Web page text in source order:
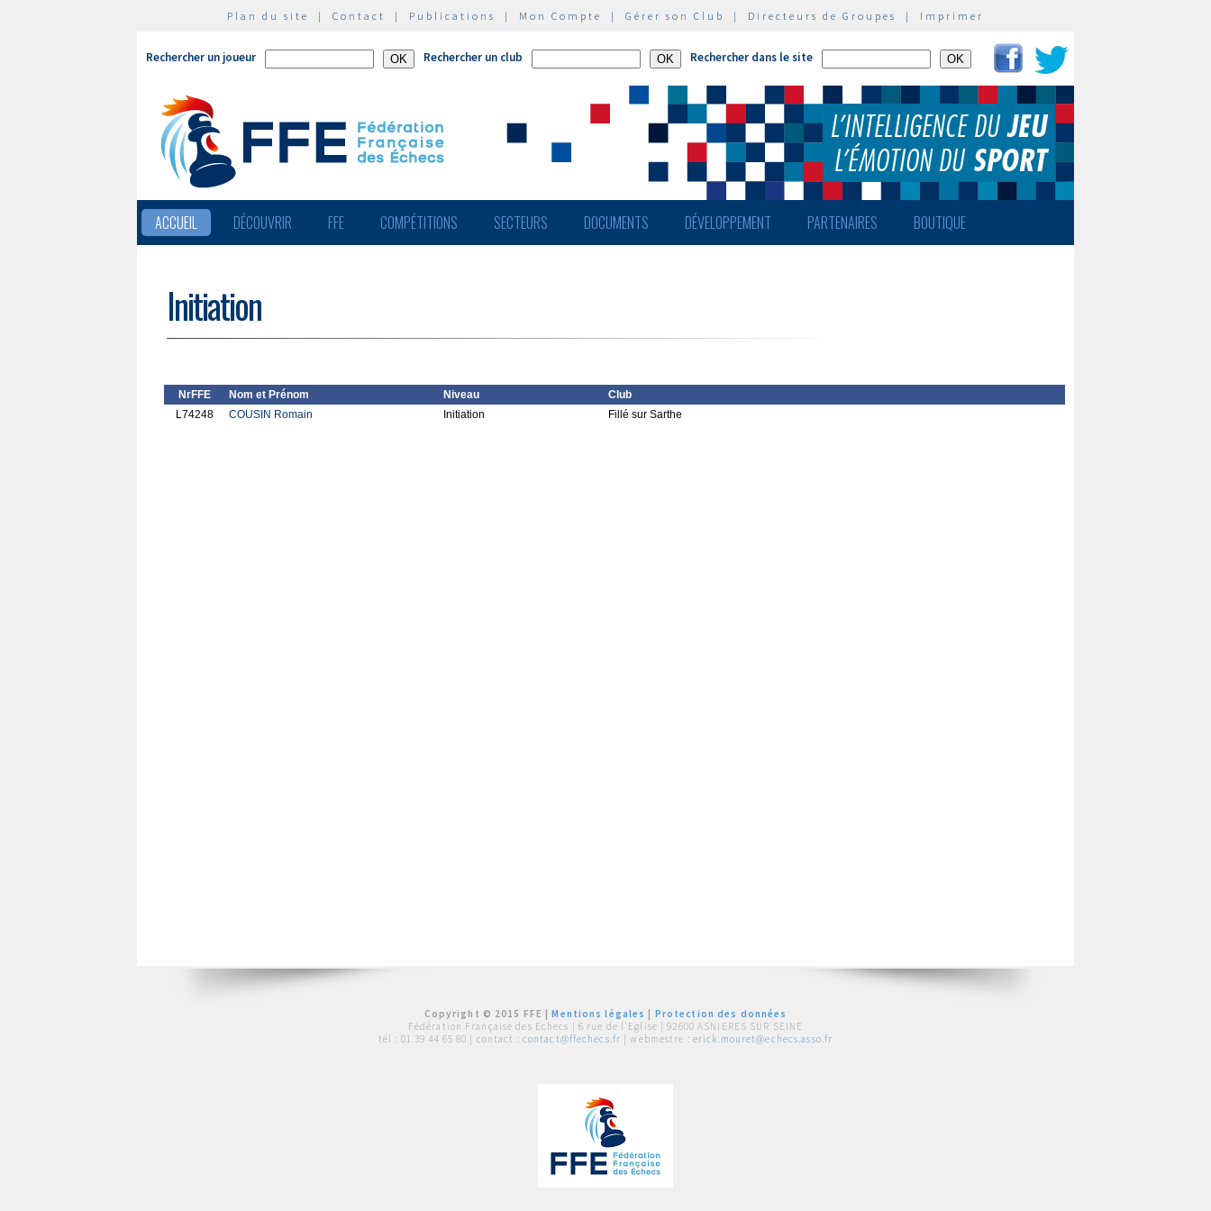
Plan du site | Contact | Publications | Mon Compte | Gérer son Club | Directeurs de Groupes | Imprimer
Rechercher un joueur Rechercher un club Rechercher dans le site
ACCUEIL DÉCOUVRIR FFE COMPÉTITIONS SECTEURS DOCUMENTS DÉVELOPPEMENT PARTENAIRES BOUTIQUE
Initiation
NrFFE Nom et Prénom Niveau
Club
L74248
COUSIN Romain Initiation Fillé sur Sarthe
Copyright © 2015 FFE |Mentions légales
Protection des données
Fédération Française des Echecs | 6 rue de l'Eglise | 92600 ASNIERES SUR SEINE
tél : 01 39 44 65 80 | contact : contact@ffechecs.fr | webmestre : erick.mouret@echecs.asso.fr